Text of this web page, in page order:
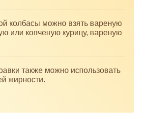
колбасы можно взять вареную
или копченую курицу, вареную
также можно использовать
жирности.